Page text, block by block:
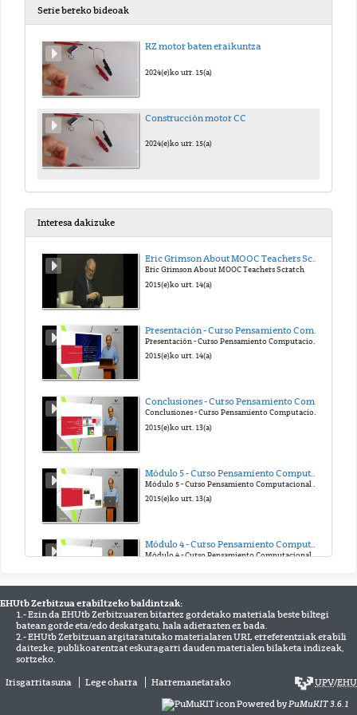
Serie bereko bideoak
KZ motor baten eraikuntza
2024(e)ko urr. 15(a)
Construcción motor CC
2024(e)ko urr. 15(a)
Interesa dakizuke
Eric Grimson About MOOC Teachers Scratch
Eric Grimson About MOOC Teachers Scratch
2015(e)ko urt. 14(a)
Presentación - Curso Pensamiento Computacional en la Escuela
2015(e)ko urt. 14(a)
Conclusiones - Curso Pensamiento Computacional en la Escuela
Conclusiones - Curso Pensamiento Computacional en la Escuela
2015(e)ko urt. 13(a)
Módulo 5 - Curso Pensamiento Computacional en la Escuela
2015(e)ko urt. 13(a)
Módulo 4 - Curso Pensamiento Computacional en la Escuela
Módulo 4 - Curso Pensamiento Computacional en la Escuela
Módulo 1 - Curso Pensamiento Computacional en la Escuela
2015(e)ko urt. 13(a)
5_p2p-modulo5
5_p2p-modulo5
2014(e)ko abe. 17(a)
EHUtb Zerbitzua erabiltzeko baldintzak:
1.- Ezin da EHUtb Zerbitzuaren bitartez gordetako materiala beste biltegi
batean gorde eta/edo deskargatu, hala adierazten ez bada.
2.- EHUtb Zerbitzuan argitaratutako materialaren URL erreferentziak erabili
daitezke, publikoarentzat eskuragarri dauden materialen bilaketa indizeak,
sortzeko.
Irisgarritasuna Lege oharra Harremanetarako UPV/EHU
Powered byPuMuKIT 3.6.1